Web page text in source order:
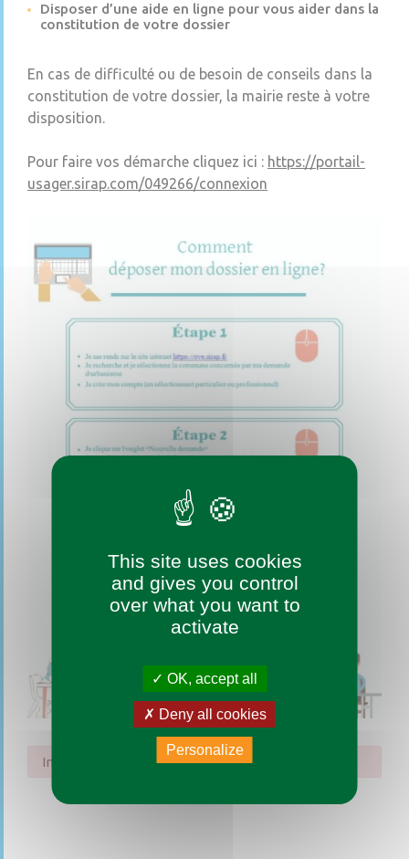
Disposer d’une aide en ligne pour vous aider dans la
constitution de votre dossier
En cas de difficulté ou de besoin de conseils dans la
constitution de votre dossier, la mairie reste à votre
disposition.
Pour faire vos démarche cliquez ici : https://portail-
usager.sirap.com/049266/connexion
Impossible de trouver la fiche : R56113.xml
This site uses cookies
and gives you control
over what you want to
activate
OK, accept all
Deny all cookies
Personalize